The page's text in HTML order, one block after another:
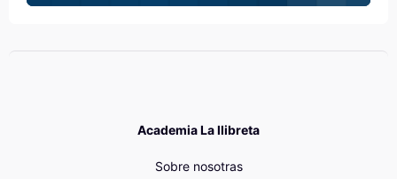
Academia La llibreta
Sobre nosotras